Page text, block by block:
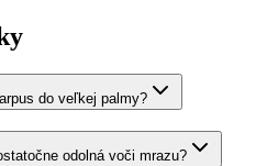
do veľkej palmy?
odolná voči mrazu?